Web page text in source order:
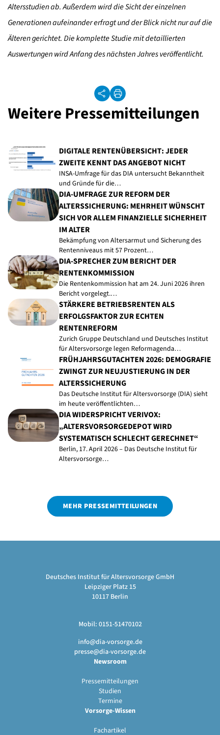
Altersstudien ab. Außerdem wird die Sicht der einzelnen
Generationen aufeinander erfragt und der Blick nicht nur auf die
Älteren gerichtet. Die komplette Studie mit detaillierten
Auswertungen wird Anfang des nächsten Jahres veröffentlicht.
Weitere Pressemitteilungen
DIGITALE RENTENÜBERSICHT: JEDER
ZWEITE KENNT DAS ANGEBOT NICHT
INSA-Umfrage für das DIA untersucht Bekanntheit
und Gründe für die…
DIA-UMFRAGE ZUR REFORM DER
ALTERSSICHERUNG: MEHRHEIT WÜNSCHT
SICH VOR ALLEM FINANZIELLE SICHERHEIT
IM ALTER
Bekämpfung von Altersarmut und Sicherung des
Rentenniveaus mit 57 Prozent…
DIA-SPRECHER ZUM BERICHT DER
RENTENKOMMISSION
Die Rentenkommission hat am 24. Juni 2026 ihren
Bericht vorgelegt.…
STÄRKERE BETRIEBSRENTEN ALS
ERFOLGSFAKTOR ZUR ECHTEN
RENTENREFORM
Zurich Gruppe Deutschland und Deutsches Institut
für Altersvorsorge legen Reformagenda…
FRÜHJAHRSGUTACHTEN 2026: DEMOGRAFIE
ZWINGT ZUR NEUJUSTIERUNG IN DER
ALTERSSICHERUNG
Das Deutsche Institut für Altersvorsorge (DIA) sieht
im heute veröffentlichten…
DIA WIDERSPRICHT VERIVOX:
„ALTERSVORSORGEDEPOT WIRD
SYSTEMATISCH SCHLECHT GERECHNET“
Berlin, 17. April 2026 – Das Deutsche Institut für
Altersvorsorge…
MEHR PRESSEMITTEILUNGEN
Deutsches Institut für Altersvorsorge GmbH
Leipziger Platz 15
10117 Berlin
Mobil: 0151-51470102
info@dia-vorsorge.de
presse@dia-vorsorge.de
Newsroom
Pressemitteilungen
Studien
Termine
Vorsorge-Wissen
Fachartikel